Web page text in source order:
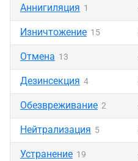
Аннигиляция 1
Изничтожение 15
Отмена 13
Дезинсекция 4
Обезвреживание 2
Нейтрализация 5
Устранение 19